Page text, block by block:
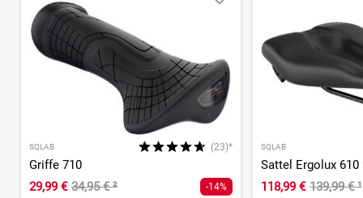
SQLAB (23)*
Griffe 710
29,99 € 34,95 €² -14%
SQLAB
Sattel Ergolux
118,99 € 139,99 €¹